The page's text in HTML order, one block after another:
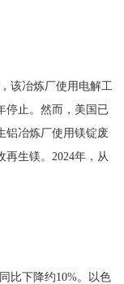
该冶炼厂使用电解工
停止。然而，美国已
铝冶炼厂使用镁锭废
生镁。2024年，从
比下降约10%。以色